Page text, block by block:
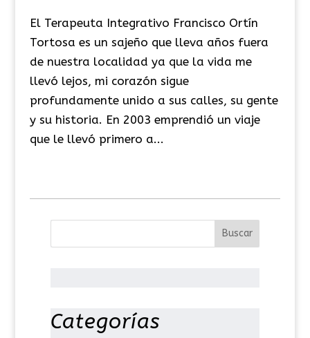
El Terapeuta Integrativo Francisco Ortín
Tortosa es un sajeño que lleva años fuera
de nuestra localidad ya que la vida me
llevó lejos, mi corazón sigue
profundamente unido a sus calles, su gente
y su historia. En 2003 emprendió un viaje
que le llevó primero a...
Categorías